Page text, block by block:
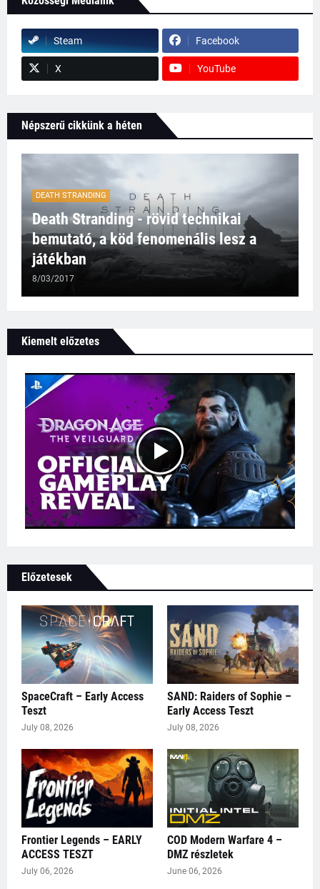
Steam Facebook
X YouTube
Népszerű cikkünk a héten
DEATH STRANDING
Death Stranding - rövid technikai
bemutató, a köd fenomenális lesz a
játékban
8/03/2017
Kiemelt előzetes
Előzetesek
SpaceCraft – Early Access
Teszt
July 08, 2026
SAND: Raiders of Sophie –
Early Access Teszt
July 08, 2026
Frontier Legends – EARLY
ACCESS TESZT
July 06, 2026
COD Modern Warfare 4 –
DMZ részletek
June 06, 2026